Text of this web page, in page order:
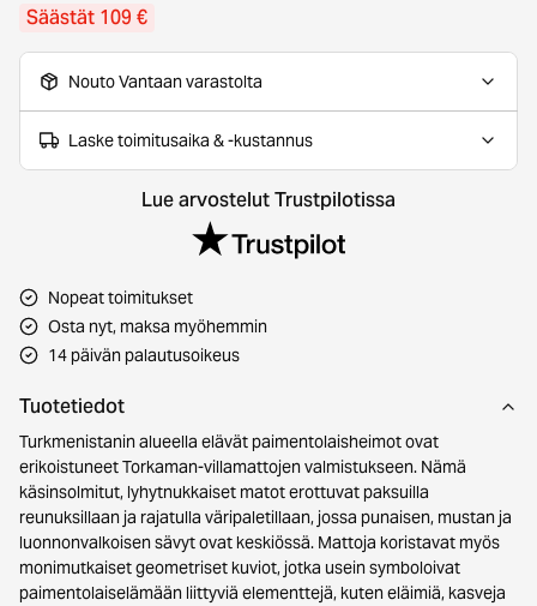
Säästät 109 €
Nouto Vantaan varastolta
Laske toimitusaika & -kustannus
Lue arvostelut Trustpilotissa
Nopeat toimitukset
Osta nyt, maksa myöhemmin
14 päivän palautusoikeus
Tuotetiedot
Turkmenistanin alueella elävät paimentolaisheimot ovat
erikoistuneet Torkaman-villamattojen valmistukseen. Nämä
käsinsolmitut, lyhytnukkaiset matot erottuvat paksuilla
reunuksillaan ja rajatulla väripaletillaan, jossa punaisen, mustan ja
luonnonvalkoisen sävyt ovat keskiössä. Mattoja koristavat myös
monimutkaiset geometriset kuviot, jotka usein symboloivat
paimentolaiselämään liittyviä elementtejä, kuten eläimiä, kasveja